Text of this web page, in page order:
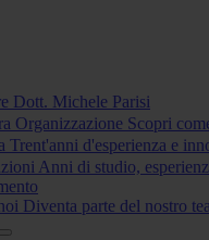
Dott. Michele Parisi
Organizzazione Scopri
Trent'anni d'esperienza e
Anni di studio,
Diventa parte del nostro